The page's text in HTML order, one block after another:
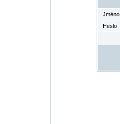
Jméno
Heslo